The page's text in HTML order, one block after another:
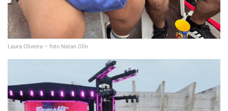
Laura Oliveira – foto Natan Olín